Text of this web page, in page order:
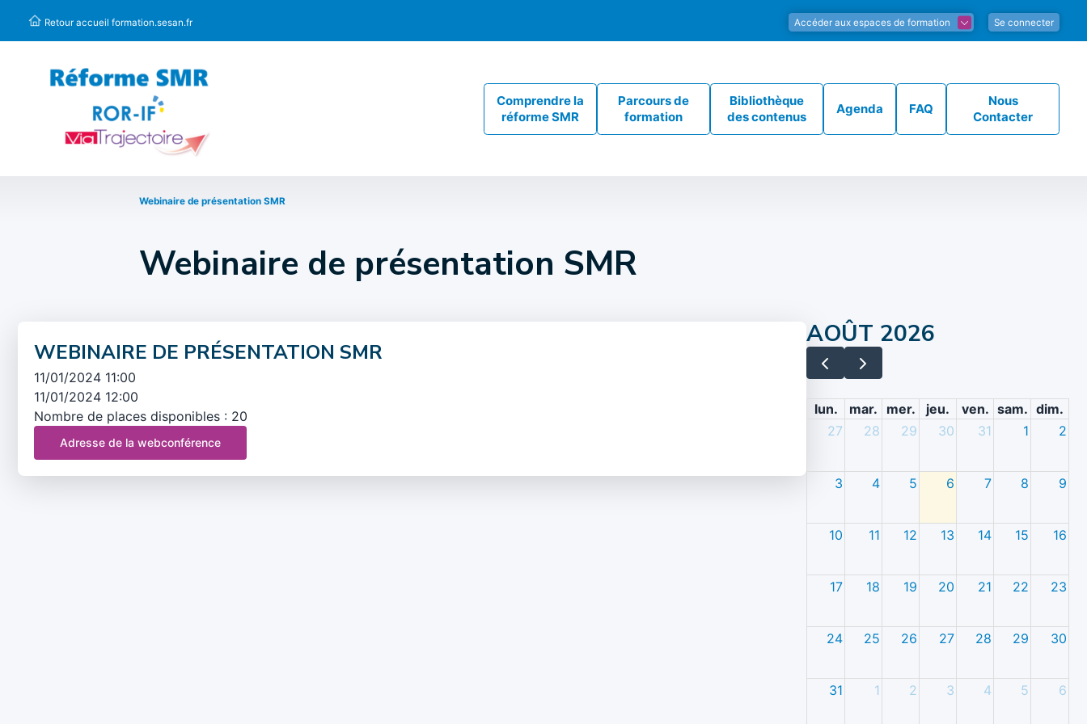
Retour accueil formation.sesan.fr Accéder aux espaces de formation Se connecter
Comprendre la
réforme SMR
Parcours de
formation
Bibliothèque
des contenus
Agenda FAQ
Nous
Contacter
Webinaire de présentation SMR
Webinaire de présentation SMR
WEBINAIRE DE PRÉSENTATION SMR
11/01/2024 11:00
11/01/2024 12:00
Nombre de places disponibles : 20
Adresse de la webconférence
AOÛT 2026
lun. mar. mer. jeu. ven. sam. dim.
27
28 29 30 31 1 2
3 4 5 6 7 8 9
10 11 12 13 14 15 16
17 18 19 20 21 22 23
24 25 26 27 28 29 30
31 1 2 3 4 5 6